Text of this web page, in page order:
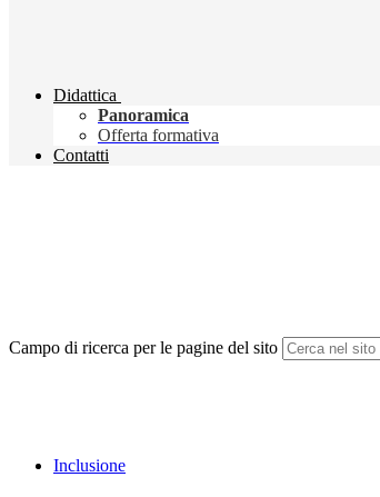
Didattica
Panoramica
Offerta formativa
Contatti
Campo di ricerca per le pagine del sito
Inclusione